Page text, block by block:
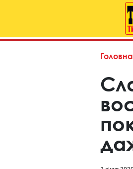
Головна